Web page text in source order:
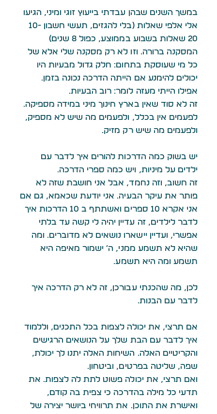
במשך השנים שבהן עבדתי בייעוץ זוגי ומיני, הגיעו
אלי אלפי שאלות (בלי להגזים, תעשי חשבון 10-
20 שאלות בשבוע בממוצע, כפול 8 שנים)
המסקנה ברורה. וזו לא רק מסקנה שלי אלא של
כל מי שעוסקת בתחום: חלק גדול מבעיות היו
יכולים להימנע אם הייתה הדרכה נכונה בזמן.
אפילו הייתי מעזה לומר: רוב הבעיות.
זה לא סוד שאין בארץ חינוך מיני במידה מספיקה.
לפעמים אין בכלל, ולפעמים מה שיש לא מספיק,
ולפעמים מה שיש רק מזיק.
יש בשוק כמה הדרכות להורים איך לדבר עם
ילדים על מיניות, ויש כמה ספרי הדרכה.
זה חשוב, וזה נחמד, אבל אני חושבת שזה לא
פותר את עיקר הבעיה. אני יודעת שכאמא, גם אם
אני אקרא 10 ספרים ואשתתף ב 10 הדרכות איך
לדבר לילדים, זה עדיין יהיה לי קשה עד בלתי
אפשרי, ועדיין יישארו נושאים לא מדוברים. ומה
שהיא לא תשמע ממני, ה׳ ישמור מאיפה היא
תשמע ומה היא תשמע.
לכן, מה שהכנתי עבורכן, זה לא רק הדרכה איך
לדבר עם הבנות.
אם תרצי, את יכולה לצפות בכל התכנים, וללמוד
איך לדבר עם הבת שלך על הנושאים הרגישים
והקריטיים האלה. השיחות האלה יתנו לך יכולת,
שפה, שליטה בפרטים, וביטחון.
ואם תרצי, את יכולה פשוט לתת לה לצפות. את
תדעי כל מילה בהדרכה כי צפית בה קודם,
ואישרת את התוכן. את תרוויחי ביושר יצירה של